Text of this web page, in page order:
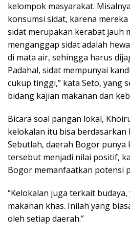
kelompok masyarakat.
konsumsi sidat, karena
sidat merupakan kerabat jauh
menganggap sidat adalah
di mata air, sehingga harus
Padahal, sidat mempunyai
cukup tinggi,” kata Seto, yang
bidang kajian makanan dan
Bicara soal pangan lokal,
kelokalan itu bisa berdasarkan
Sebutlah, daerah Bogor punya
tersebut menjadi nilai positif,
Bogor memanfaatkan potensi
“Kelokalan juga terkait
makanan khas. Inilah yang
oleh setiap daerah.”